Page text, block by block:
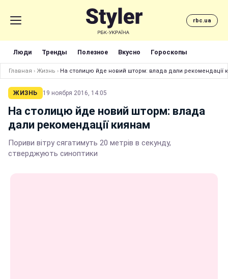
rbc.ua
Люди Тренды Полезное Вкусно Гороскопы
Главная › Жизнь › На столицю йде новий шторм: влада дали рекомендації
ЖИЗНЬ 19 ноября 2016, 14:05
На столицю йде новий шторм: влада
дали рекомендації киянам
Пориви вітру сягатимуть 20 метрів в секунду,
стверджують синоптики